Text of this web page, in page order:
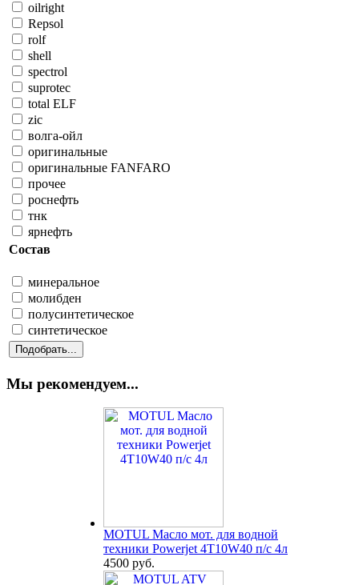
oilright
Repsol
rolf
shell
spectrol
suprotec
total ELF
zic
волга-ойл
оригинальные
оригинальные FANFARO
прочее
роснефть
тнк
ярнефть
Состав
минеральное
молибден
полусинтетическое
синтетическое
Мы рекомендуем...
MOTUL Масло мот. для водной
техники Powerjet 4T10W40 п/с 4л
4500 руб.